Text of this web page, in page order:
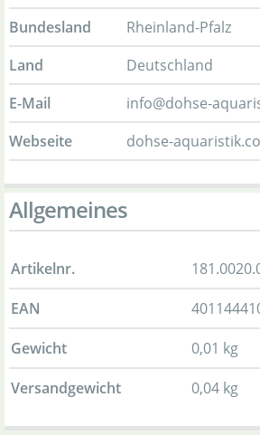
Bundesland
Rheinland-Pfalz
Land
Deutschland
E-Mail
info@dohse-
Webseite
dohse-
Allgemeines
Artikelnr.
EAN
Gewicht
0,01 kg
Versandgewicht
0,04 kg